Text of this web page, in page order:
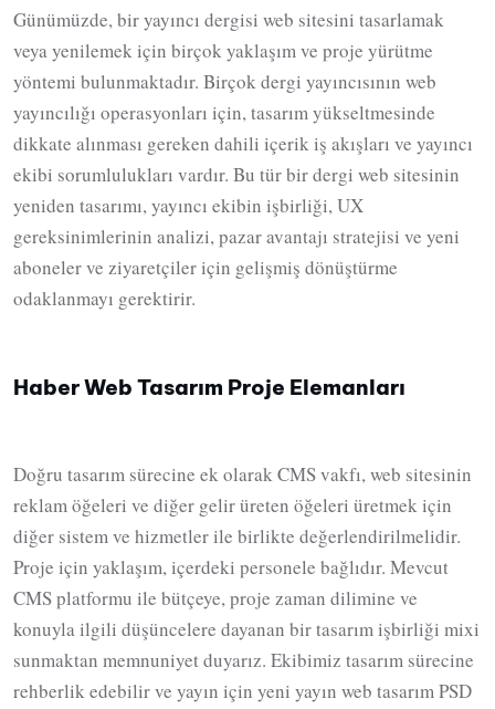
Günümüzde, bir yayıncı dergisi web sitesini tasarlamak
veya yenilemek için birçok yaklaşım ve proje yürütme
yöntemi bulunmaktadır. Birçok dergi yayıncısının web
yayıncılığı operasyonları için, tasarım yükseltmesinde
dikkate alınması gereken dahili içerik iş akışları ve yayıncı
ekibi sorumlulukları vardır. Bu tür bir dergi web sitesinin
yeniden tasarımı, yayıncı ekibin işbirliği, UX
gereksinimlerinin analizi, pazar avantajı stratejisi ve yeni
aboneler ve ziyaretçiler için gelişmiş dönüştürme
odaklanmayı gerektirir.
Haber Web Tasarım Proje Elemanları
Doğru tasarım sürecine ek olarak CMS vakfı, web sitesinin
reklam öğeleri ve diğer gelir üreten öğeleri üretmek için
diğer sistem ve hizmetler ile birlikte değerlendirilmelidir.
Proje için yaklaşım, içerdeki personele bağlıdır. Mevcut
CMS platformu ile bütçeye, proje zaman dilimine ve
konuyla ilgili düşüncelere dayanan bir tasarım işbirliği mixi
sunmaktan memnuniyet duyarız. Ekibimiz tasarım sürecine
rehberlik edebilir ve yayın için yeni yayın web tasarım PSD